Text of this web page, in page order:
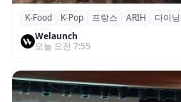
파리의 K-Food 열기
두’도 현지 미식계 진출
K-Food K-Pop 프랑스 ARIH
다이
Welaunch
오늘 오전 7:55